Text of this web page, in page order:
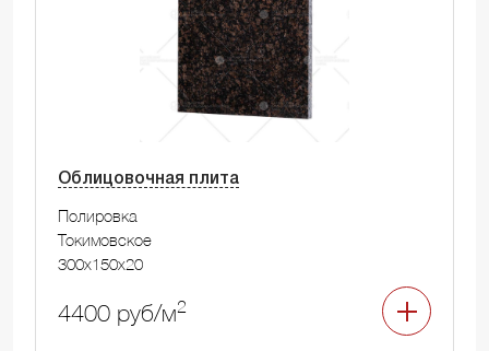
Облицовочная плита
Полировка
Токимовское
300x150x20
4400 руб/м2